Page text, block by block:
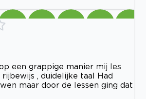
een grappige manier mij les
, duidelijke taal Had
maar door de lessen ging dat